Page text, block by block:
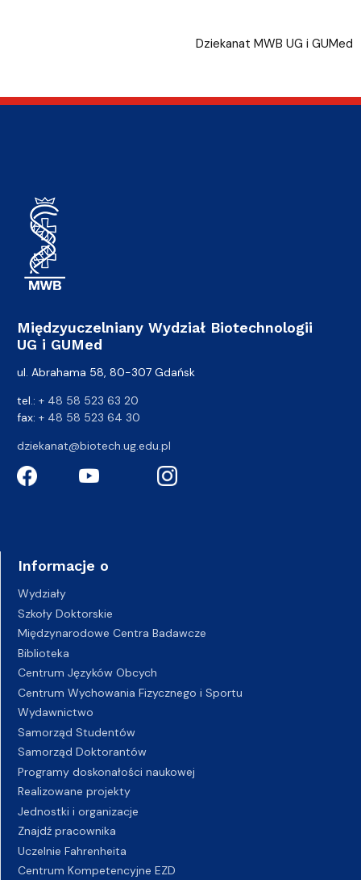
Dziekanat MWB UG i GUMed
Międzyuczelniany Wydział Biotechnologii
UG i GUMed
ul. Abrahama 58, 80-307 Gdańsk
tel.: + 48 58 523 63 20
fax: + 48 58 523 64 30
dziekanat@biotech.ug.edu.pl
Informacje o
Wydziały
Szkoły Doktorskie
Międzynarodowe Centra Badawcze
Biblioteka
Centrum Języków Obcych
Centrum Wychowania Fizycznego i Sportu
Wydawnictwo
Samorząd Studentów
Samorząd Doktorantów
Programy doskonałości naukowej
Realizowane projekty
Jednostki i organizacje
Znajdź pracownika
Uczelnie Fahrenheita
Centrum Kompetencyjne EZD